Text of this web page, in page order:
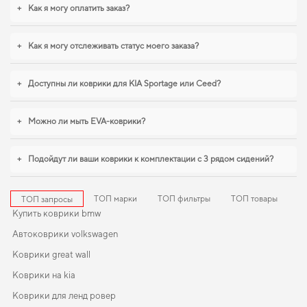
с нагрузками. Мы всегда готовы поддерживать вас в уходе за автомобилем
и предлагать только действительно достойные товары.
+ Как я могу оплатить заказ?
+ Как я могу отслеживать статус моего заказа?
+ Доступны ли коврики для KIA Sportage или Ceed?
+ Можно ли мыть EVA-коврики?
+ Подойдут ли ваши коврики к комплектации с 3 рядом сидений?
ТОП запросы ТОП марки ТОП фильтры ТОП товары
Купить коврики bmw
Автоковрики volkswagen
Коврики great wall
Коврики на kia
Коврики для ленд ровер